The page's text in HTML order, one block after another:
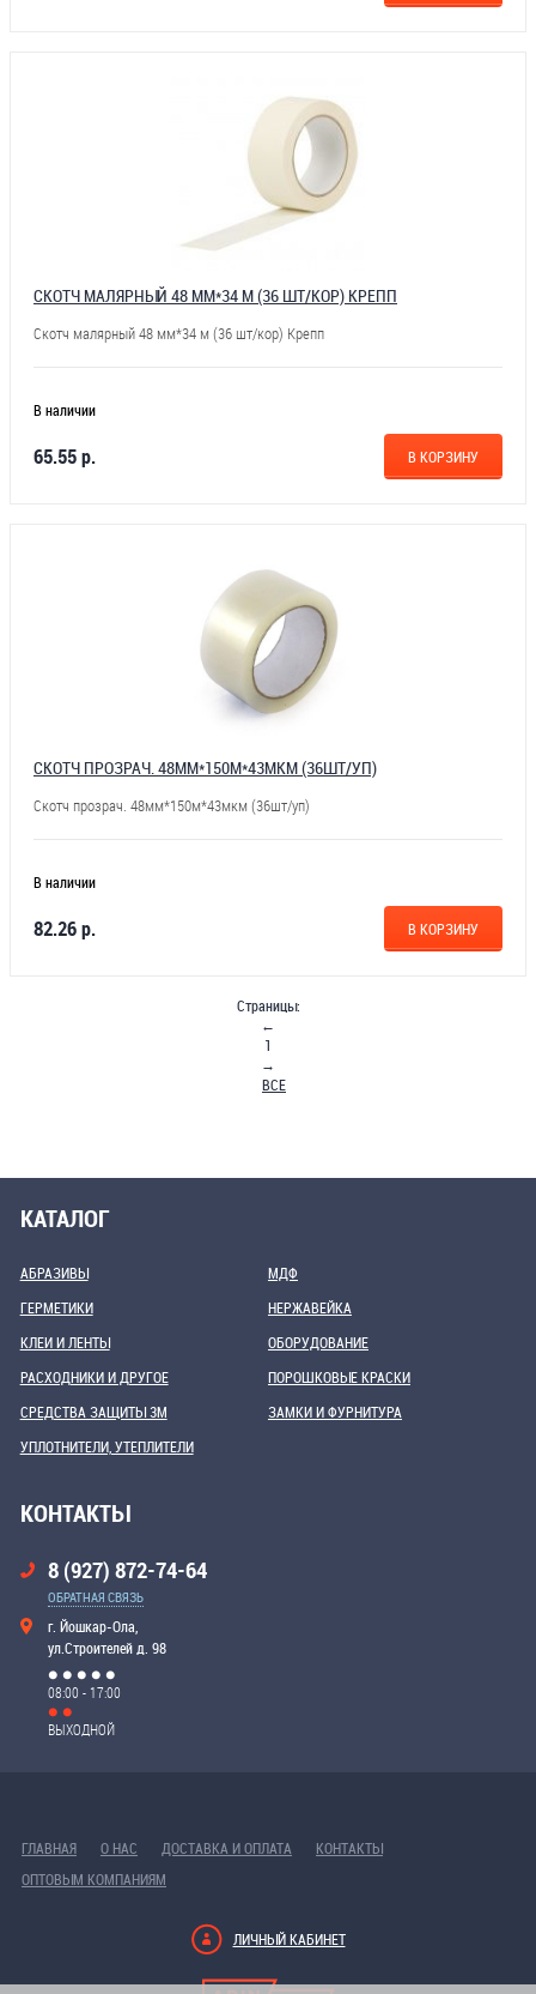
СКОТЧ МАЛЯРНЫЙ 48 ММ*34 М (36 ШТ/КОР) КРЕПП
Скотч малярный 48 мм*34 м (36 шт/кор) Крепп
В наличии
65.55 р. В КОРЗИНУ
СКОТЧ ПРОЗРАЧ. 48ММ*150М*43МКМ (36ШТ/УП)
Скотч прозрач. 48мм*150м*43мкм (36шт/уп)
В наличии
82.26 р. В КОРЗИНУ
Страницы:
←
1
→
ВСЕ
КАТАЛОГ
АБРАЗИВЫ
ГЕРМЕТИКИ
КЛЕИ И ЛЕНТЫ
МДФ
НЕРЖАВЕЙКА
ОБОРУДОВАНИЕ
РАСХОДНИКИ И ДРУГОЕ
СРЕДСТВА ЗАЩИТЫ 3М
УПЛОТНИТЕЛИ, УТЕПЛИТЕЛИ
ПОРОШКОВЫЕ КРАСКИ
ЗАМКИ И ФУРНИТУРА
КОНТАКТЫ
8 (927) 872-74-64
ОБРАТНАЯ СВЯЗЬ
г. Йошкар-Ола,
ул.Строителей д. 98
08:00 - 17:00
ВЫХОДНОЙ
ГЛАВНАЯ О НАС ДОСТАВКА И ОПЛАТА
КОНТАКТЫ
ОПТОВЫМ КОМПАНИЯМ
ЛИЧНЫЙ КАБИНЕТ